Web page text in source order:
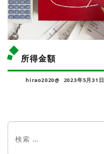
所得金額
hirao2020@ 2023年5月31日